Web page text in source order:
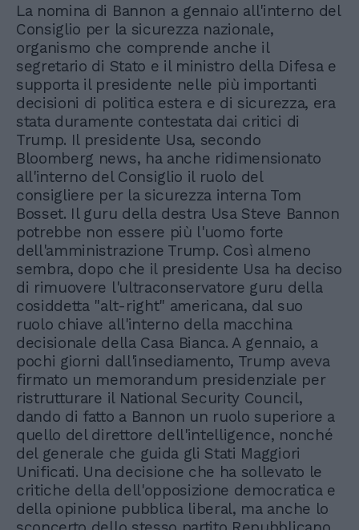
La nomina di Bannon a gennaio all'interno del
Consiglio per la sicurezza nazionale,
organismo che comprende anche il
segretario di Stato e il ministro della Difesa e
supporta il presidente nelle più importanti
decisioni di politica estera e di sicurezza, era
stata duramente contestata dai critici di
Trump. Il presidente Usa, secondo
Bloomberg news, ha anche ridimensionato
all'interno del Consiglio il ruolo del
consigliere per la sicurezza interna Tom
Bosset. Il guru della destra Usa Steve Bannon
potrebbe non essere più l'uomo forte
dell'amministrazione Trump. Così almeno
sembra, dopo che il presidente Usa ha deciso
di rimuovere l'ultraconservatore guru della
cosiddetta "alt-right" americana, dal suo
ruolo chiave all'interno della macchina
decisionale della Casa Bianca. A gennaio, a
pochi giorni dall'insediamento, Trump aveva
firmato un memorandum presidenziale per
ristrutturare il National Security Council,
dando di fatto a Bannon un ruolo superiore a
quello del direttore dell'intelligence, nonché
del generale che guida gli Stati Maggiori
Unificati. Una decisione che ha sollevato le
critiche della dell'opposizione democratica e
della opinione pubblica liberal, ma anche lo